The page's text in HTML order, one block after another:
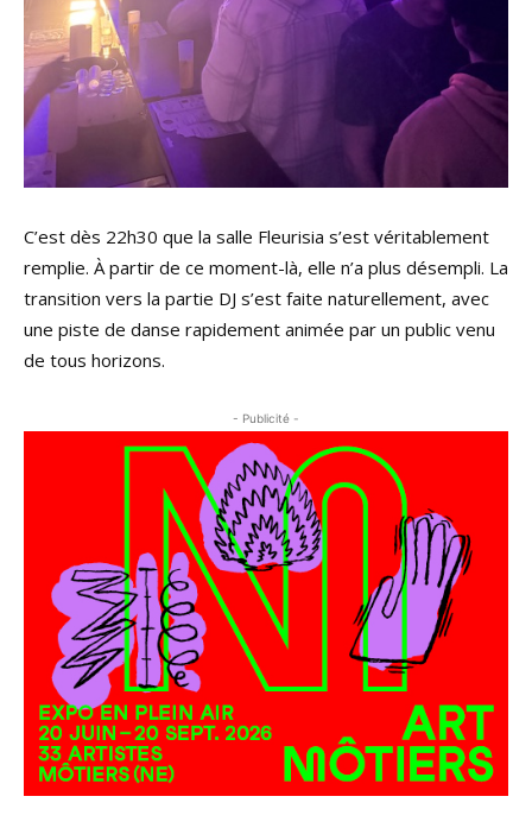
C’est dès 22h30 que la salle Fleurisia s’est véritablement
remplie. À partir de ce moment-là, elle n’a plus désempli. La
transition vers la partie DJ s’est faite naturellement, avec
une piste de danse rapidement animée par un public venu
de tous horizons.
- Publicité -